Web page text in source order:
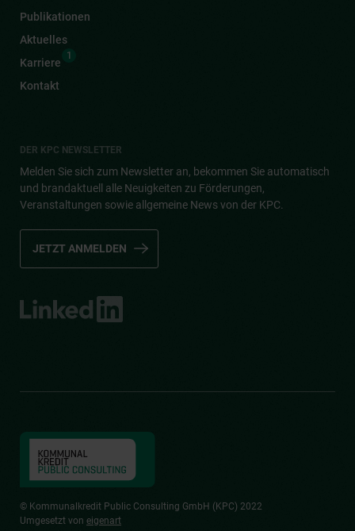
Publikationen
Aktuelles
Karriere
1
Kontakt
DER KPC NEWSLETTER
Melden Sie sich zum Newsletter an, bekommen Sie automatisch
und brandaktuell alle Neuigkeiten zu Förderungen,
Veranstaltungen sowie allgemeine News von der KPC.
JETZT ANMELDEN
© Kommunalkredit Public Consulting GmbH (KPC) 2022
Umgesetzt von eigenart